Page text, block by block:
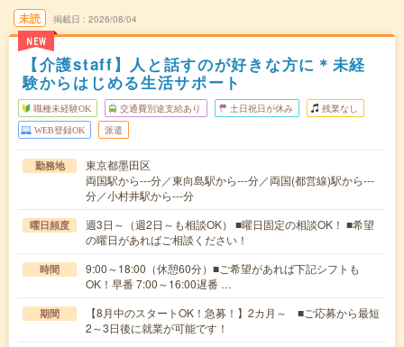
未読
NEW
掲載日 2026/08/04
【介護staff】人と話すのが好きな方に＊未経
験からはじめる生活サポート
職種未経験OK 交通費別途支給あり 土日祝日が休み 残業なし
WEB登録OK 派遣
勤務地
東京都墨田区
両国駅から---分／東向島駅から---分／両国(都営線)駅から---
分／小村井駅から---分
曜日頻度
週3日～（週2日～も相談OK） ■曜日固定の相談OK！ ■希望
の曜日があればご相談ください！
時間
9:00～18:00（休憩60分）■ご希望があれば下記シフトも
OK！早番 7:00～16:00遅番 …
期間
【8月中のスタートOK！急募！】2カ月～ ■ご応募から最短
2～3日後に就業が可能です！